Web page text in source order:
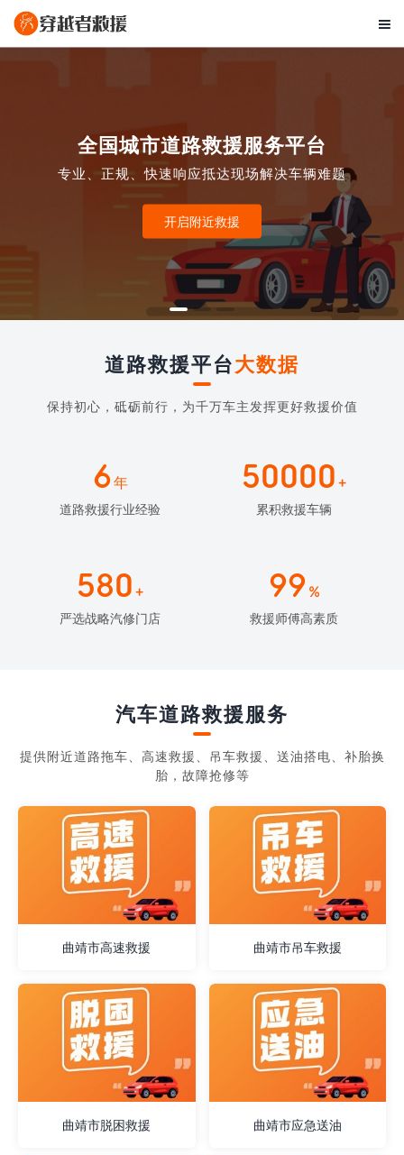

全国城市道路救援服务平台
专业、正规、快速响应抵达现场解决车辆难题
开启附近救援
道路救援平台大数据
保持初心，砥砺前行，为千万车主发挥更好救援价值
6年
道路救援行业经验
50000 +
累积救援车辆
580 +
严选战略汽修门店
99 %
救援师傅高素质
汽车道路救援服务
提供附近道路拖车、高速救援、吊车救援、送油搭电、补胎换
胎，故障抢修等
曲靖市高速救援 曲靖市吊车救援
曲靖市脱困救援 曲靖市应急送油